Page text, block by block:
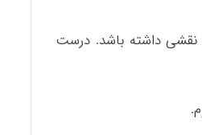
نقشی داشته باشد. درست